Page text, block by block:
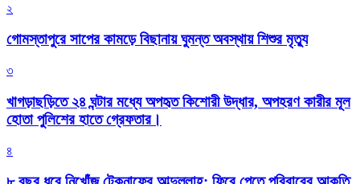
২
গোমস্তাপুরে সাপের কামড়ে বিছানায় ঘুমন্ত অবস্থায় শিশুর মৃত্যু
৩
খাগড়াছড়িতে ২৪ ঘন্টার মধ্যে অপহৃত কিশোরী উদ্ধার, অপহরণ কারীর মূল
হোতা পুলিশের হাতে গ্রেফতার।
৪